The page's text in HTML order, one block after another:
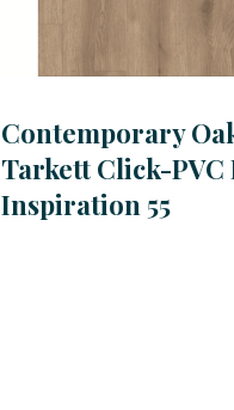
Contemporary
Tarkett Click-PVC
Inspiration 55